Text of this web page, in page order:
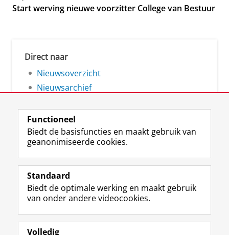
Start werving nieuwe voorzitter College van Bestuur
Direct naar
Nieuwsoverzicht
Nieuwsarchief
Volg de RUG
F
a
e
b
o
L
i
k
e
I
R
S
-
f
e
I
n
t
r
Y
o
T
e
Studiekiezers
Alumni
Functioneel
Biedt de basisfuncties en maakt gebruik van
geanonimiseerde cookies.
Standaard
Biedt de optimale werking en maakt gebruik
van onder andere videocookies.
Volledig